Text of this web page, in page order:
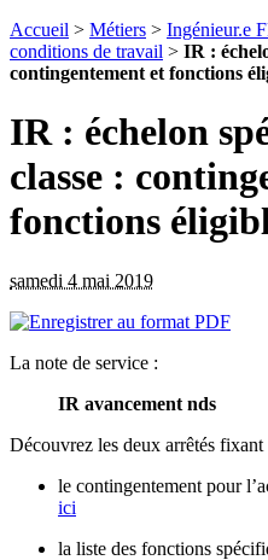
Accueil > Métiers > Ingénieur.e
conditions de travail > IR :
contingentement et fonctions
IR : échelon
classe :
fonctions
samedi 4 mai 2019
La note de service :
IR avancement nds
Découvrez les deux arrêtés fixant
le contingentement pour
ici
la liste des fonctions